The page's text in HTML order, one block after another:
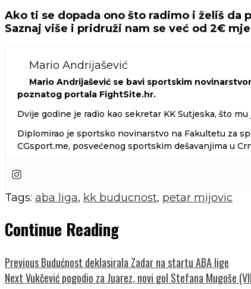
Ako ti se dopada ono što radimo i želiš da
Saznaj više i pridruži nam se već od 2€
Mario Andrijašević
Mario Andrijašević se bavi sportskim
poznatog portala FightSite.hr.
Dvije godine je radio kao sekretar KK Sutjeska, što
Diplomirao je sportsko novinarstvo na Fakultetu za
CGsport.me, posvećenog sportskim dešavanjima u
Tags: aba liga, kk buducnost, petar mijovic
Continue Reading
PreviousBudućnost deklasirala Zadar na startu ABA lige
NextVukčević pogodio za Juarez, novi gol Stefana Mugoše